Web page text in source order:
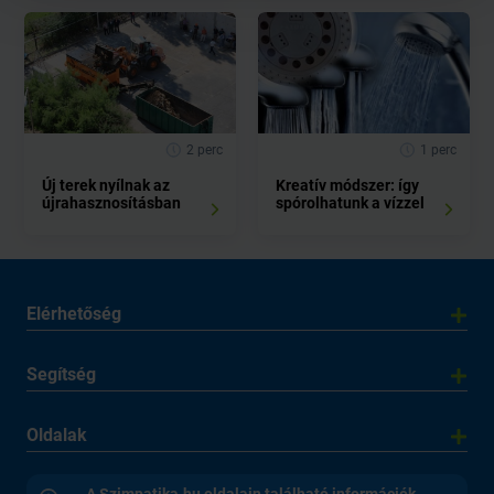
2 perc
Új terek nyílnak az
újrahasznosításban
1 perc
Kreatív módszer: így
spórolhatunk a vízzel
Elérhetőség
Segítség
Oldalak